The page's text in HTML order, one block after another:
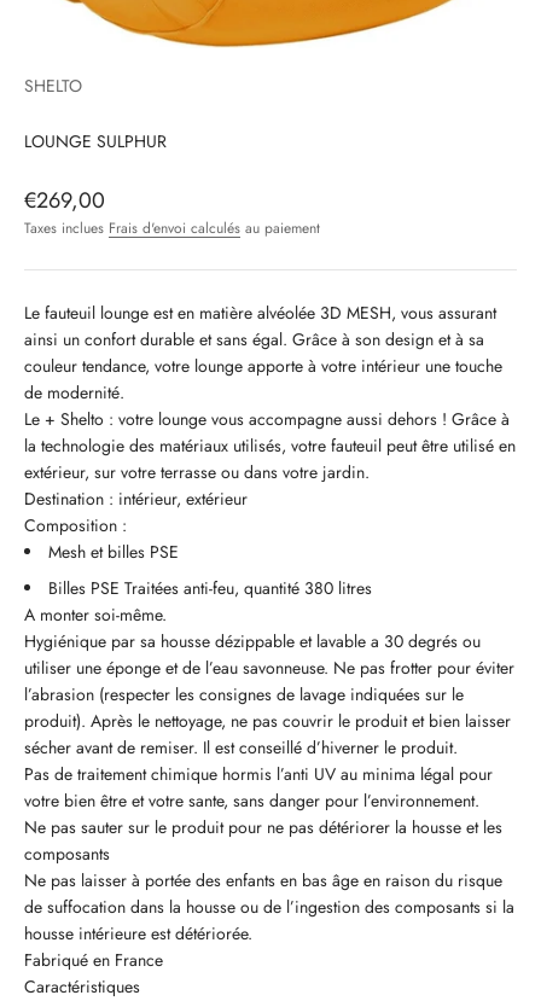
SHELTO
LOUNGE SULPHUR
Prix de vente
€269,00
Taxes inclues Frais d'envoi calculés au paiement
Le fauteuil lounge est en matière alvéolée 3D MESH, vous assurant
ainsi un confort durable et sans égal. Grâce à son design et à sa
couleur tendance, votre lounge apporte à votre intérieur une touche
de modernité.
Le + Shelto : votre lounge vous accompagne aussi dehors ! Grâce à
la technologie des matériaux utilisés, votre fauteuil peut être utilisé en
extérieur, sur votre terrasse ou dans votre jardin.
Destination : intérieur, extérieur
Composition :
Mesh et billes PSE
Billes PSE Traitées anti-feu, quantité 380 litres
A monter soi-même.
Hygiénique par sa housse dézippable et lavable a 30 degrés ou
utiliser une éponge et de l’eau savonneuse. Ne pas frotter pour éviter
l’abrasion (respecter les consignes de lavage indiquées sur le
produit). Après le nettoyage, ne pas couvrir le produit et bien laisser
sécher avant de remiser. Il est conseillé d’hiverner le produit.
Pas de traitement chimique hormis l’anti UV au minima légal pour
votre bien être et votre sante, sans danger pour l’environnement.
Ne pas sauter sur le produit pour ne pas détériorer la housse et les
composants
Ne pas laisser à portée des enfants en bas âge en raison du risque
de suffocation dans la housse ou de l’ingestion des composants si la
housse intérieure est détériorée.
Fabriqué en France
Caractéristiques